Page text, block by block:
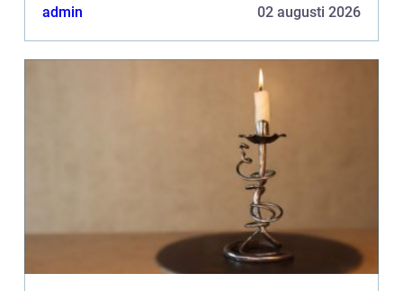
admin 02 augusti 2026